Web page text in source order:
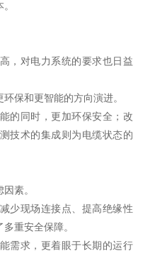
，对电力系统的要求也日益
保和更智能的方向演进。
的同时，更加环保安全；改
技术的集成则为电缆状态的
素。
少现场连接点、提高绝缘性
重安全保障。
需求，更着眼于长期的运行